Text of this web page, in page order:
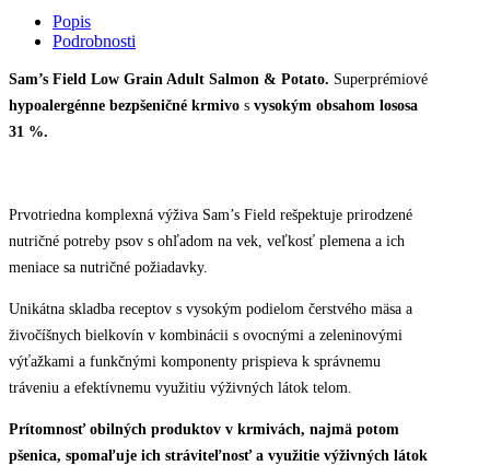
Field
quantity
Popis
Podrobnosti
Sam’s Field Low Grain Adult Salmon & Potato. Superprémiové
hypoalergénne bezpšeničné krmivo s vysokým obsahom lososa
31 %.
Prvotriedna komplexná výživa Sam’s Field rešpektuje prirodzené
nutričné potreby psov s ohľadom na vek, veľkosť plemena a ich
meniace sa nutričné požiadavky.
Unikátna skladba receptov s vysokým podielom čerstvého mäsa a
živočíšnych bielkovín v kombinácii s ovocnými a zeleninovými
výťažkami a funkčnými komponenty prispieva k správnemu
tráveniu a efektívnemu využitiu výživných látok telom.
Prítomnosť obilných produktov v krmivách, najmä potom
pšenica, spomaľuje ich stráviteľnosť a využitie výživných látok